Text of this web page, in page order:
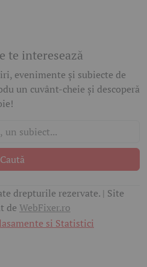
te interesează
evenimente și subiecte de
un cuvânt-cheie și descoperă
Caută
drepturile rezervate. | Site
de WebFixer.ro